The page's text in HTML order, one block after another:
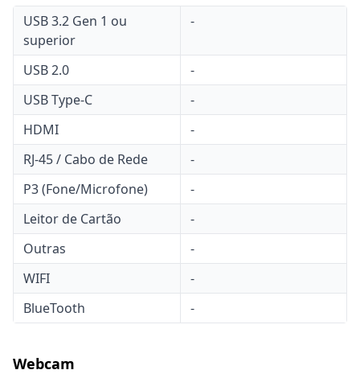
USB 3.2 Gen 1 ou
superior
-
USB 2.0
-
USB Type-C
-
HDMI
-
RJ-45 / Cabo de Rede
-
P3 (Fone/Microfone)
-
Leitor de Cartão
-
Outras
-
WIFI
-
BlueTooth
-
Webcam